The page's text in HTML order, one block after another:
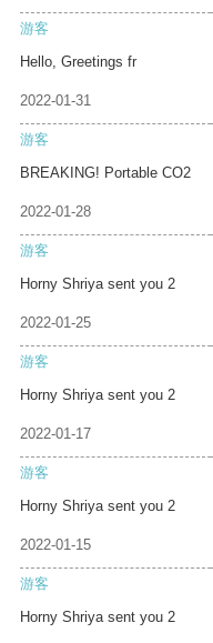
游客
Hello, Greetings fr
2022-01-31
游客
BREAKING! Portable CO2
2022-01-28
游客
Horny Shriya sent you 2
2022-01-25
游客
Horny Shriya sent you 2
2022-01-17
游客
Horny Shriya sent you 2
2022-01-15
游客
Horny Shriya sent you 2